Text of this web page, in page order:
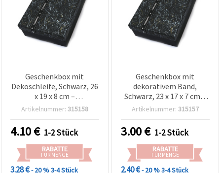
Geschenkbox mit
Dekoschleife, Schwarz, 26
x 19 x 8 cm –
Geschenkverpackung für
Artikelnummer: 315158
4.10€ 1-2 Stück
RABATTE
FÜR MENGE
3.28 €- 20 %3-4 Stück
Geschenkbox mit
dekorativem Band,
Schwarz, 23 x 17 x 7 cm –
Geschenkverpackung für
Artikelnummer: 315157
3.00€ 1-2 Stück
RABATTE
FÜR MENGE
2.40 €- 20 %3-4 Stück